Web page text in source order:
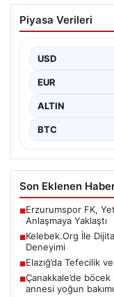
Adresi Ve
sağlaması kritik
birçok…
Piyasa Verileri
USD
EUR
ALTIN
BTC
Son Eklenen
■Erzurumspor FK,
Anlaşmaya Yaklaştı
■Kelebek.Org İle
Deneyimi
■Elazığ’da Tefecilik
■Çanakkale’de
annesi yoğun